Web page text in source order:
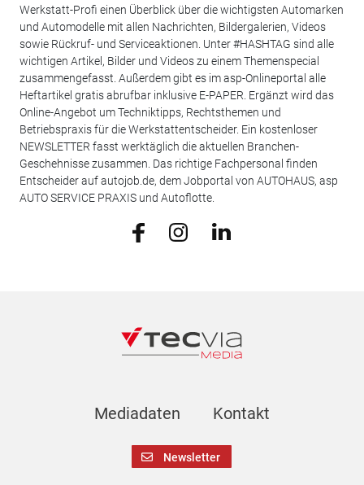
Werkstatt-Profi einen Überblick über die wichtigsten Automarken
und Automodelle mit allen Nachrichten, Bildergalerien, Videos
sowie Rückruf- und Serviceaktionen. Unter #HASHTAG sind alle
wichtigen Artikel, Bilder und Videos zu einem Themenspecial
zusammengefasst. Außerdem gibt es im asp-Onlineportal alle
Heftartikel gratis abrufbar inklusive E-PAPER. Ergänzt wird das
Online-Angebot um Techniktipps, Rechtsthemen und
Betriebspraxis für die Werkstattentscheider. Ein kostenloser
NEWSLETTER fasst werktäglich die aktuellen Branchen-
Geschehnisse zusammen. Das richtige Fachpersonal finden
Entscheider auf autojob.de, dem Jobportal von AUTOHAUS, asp
AUTO SERVICE PRAXIS und Autoflotte.
Mediadaten Kontakt
Newsletter